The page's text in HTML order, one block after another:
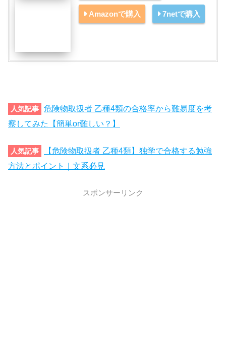
Amazonで購入 7netで購入
人気記事
危険物取扱者 乙種4類の合格率から難易度を考
察してみた【簡単or難しい？】
人気記事
【危険物取扱者 乙種4類】独学で合格する勉強
方法とポイント｜文系必見
スポンサーリンク